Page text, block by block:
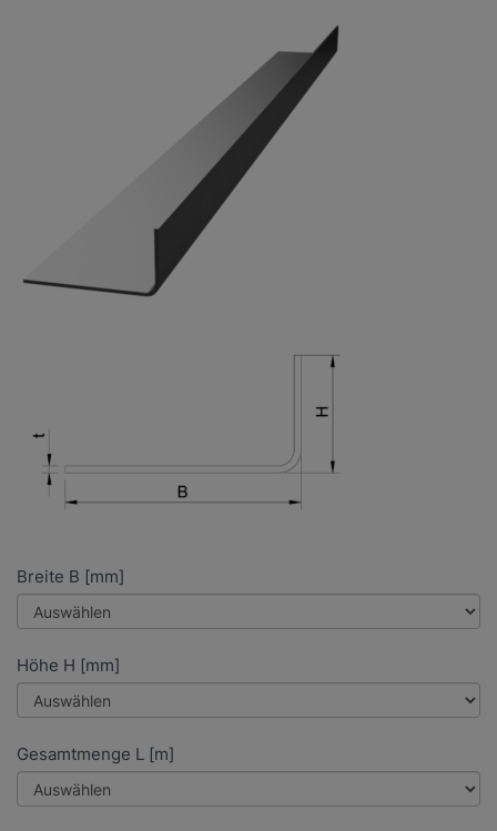
Breite B [mm]
Höhe H [mm]
Gesamtmenge L [m]